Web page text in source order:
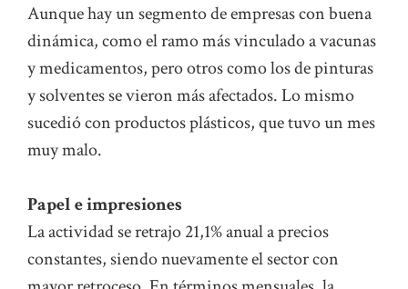
Aunque hay un segmento de empresas con buena
dinámica, como el ramo más vinculado a vacunas
y medicamentos, pero otros como los de pinturas
y solventes se vieron más afectados. Lo mismo
sucedió con productos plásticos, que tuvo un mes
muy malo.
Papel e impresiones
La actividad se retrajo 21,1% anual a precios
constantes, siendo nuevamente el sector con